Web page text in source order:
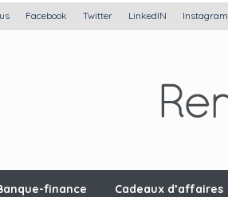
Facebook Twitter LinkedIN Instagram
finance Cadeaux d’affaires